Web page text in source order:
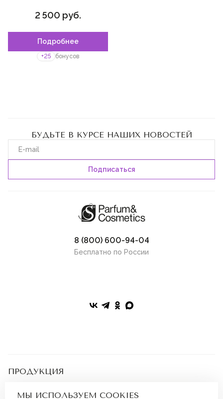
2 500 руб.
Подробнее
+25 бонусов
БУДЬТЕ В КУРСЕ НАШИХ НОВОСТЕЙ
8 (800) 600-94-04
Бесплатно по России
ПРОДУКЦИЯ
Косметика
ПОКУПАТЕЛЯМ
МЫ ИСПОЛЬЗУЕМ COOKIES